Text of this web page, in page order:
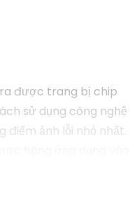
được trang bị chip
sử dụng công nghệ
điểm ảnh lỗi nhỏ nhất.
của camera trở nên
bởi nhiễu hạt.